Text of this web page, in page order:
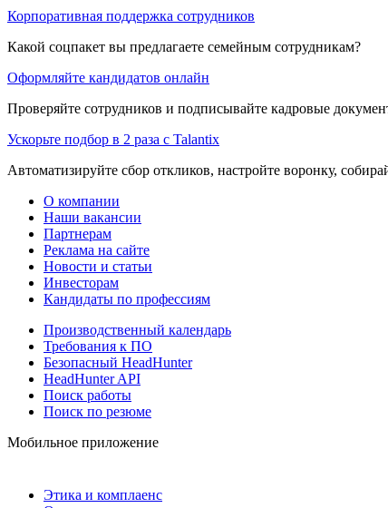
Корпоративная поддержка сотрудников
Какой соцпакет вы предлагаете семейным сотрудникам?
Оформляйте кандидатов онлайн
Проверяйте сотрудников и подписывайте кадровые
Ускорьте подбор в 2 раза с Talantix
Автоматизируйте сбор откликов, настройте воронку,
О компании
Наши вакансии
Партнерам
Реклама на сайте
Новости и статьи
Инвесторам
Кандидаты по профессиям
Производственный календарь
Требования к ПО
Безопасный HeadHunter
HeadHunter API
Поиск работы
Поиск по резюме
Мобильное приложение
Этика и комплаенс